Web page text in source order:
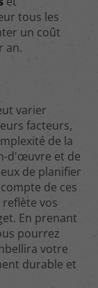
tous les
un coût
an.
varier
facteurs,
de la
d'œuvre et de
de planifier
de ces
vos
En prenant
pourrez
votre
durable et